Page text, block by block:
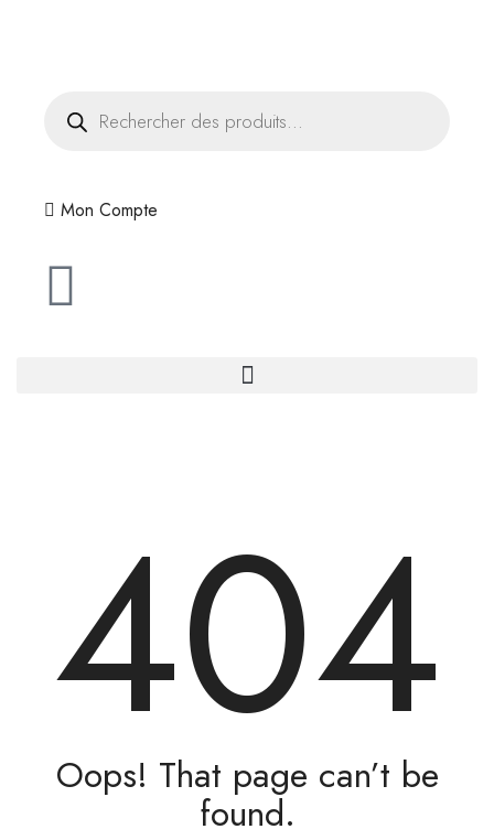
Mon Compte
404
Oops! That page can’t be
found.